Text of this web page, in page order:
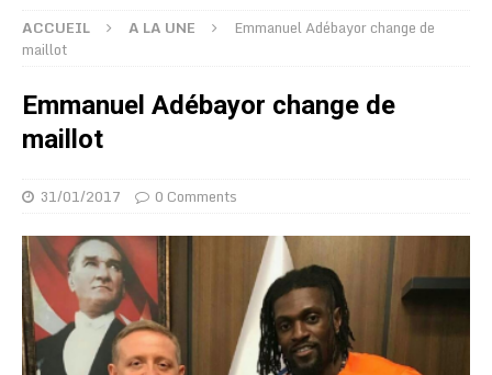
ACCUEIL A LA UNE
Emmanuel Adébayor change de
maillot
Emmanuel Adébayor change de
maillot
31/01/2017 0 Comments